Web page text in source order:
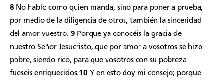
8 No hablo como quien manda, sino para poner a prueba,
por medio de la diligencia de otros, también la sinceridad
del amor vuestro. 9 Porque ya conocéis la gracia de
nuestro Señor Jesucristo, que por amor a vosotros se hizo
pobre, siendo rico, para que vosotros con su pobreza
fueseis enriquecidos.10 Y en esto doy mi consejo; porque